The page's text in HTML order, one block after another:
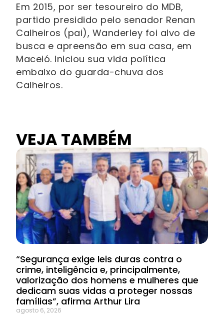
Em 2015, por ser tesoureiro do MDB,
partido presidido pelo senador Renan
Calheiros (pai), Wanderley foi alvo de
busca e apreensão em sua casa, em
Maceió. Iniciou sua vida política
embaixo do guarda-chuva dos
Calheiros.
VEJA TAMBÉM
“Segurança exige leis duras contra o
crime, inteligência e, principalmente,
valorização dos homens e mulheres que
dedicam suas vidas a proteger nossas
famílias”, afirma Arthur Lira
agosto 6, 2026